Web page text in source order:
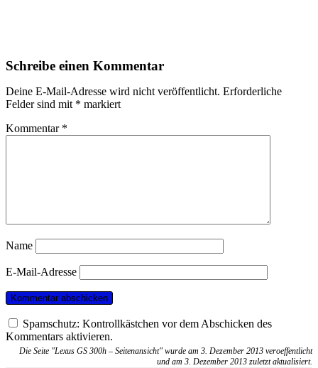
Schreibe einen Kommentar
Deine E-Mail-Adresse wird nicht veröffentlicht. Erforderliche
Felder sind mit * markiert
Kommentar *
Name
E-Mail-Adresse
Spamschutz: Kontrollkästchen vor dem Abschicken des
Kommentars aktivieren.
Die Seite "Lexus GS 300h – Seitenansicht" wurde am 3. Dezember 2013 veroeffentlicht
und am 3. Dezember 2013 zuletzt aktualisiert.